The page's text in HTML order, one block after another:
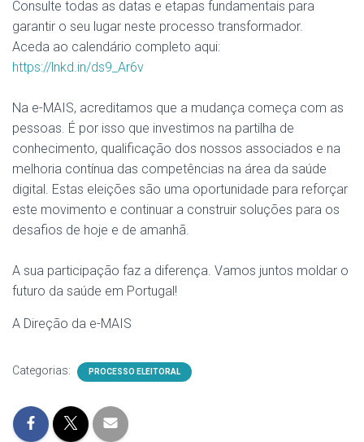
Consulte todas as datas e etapas fundamentais para
garantir o seu lugar neste processo transformador.
Aceda ao calendário completo aqui:
https://lnkd.in/ds9_Ar6v
Na e-MAIS, acreditamos que a mudança começa com as
pessoas. É por isso que investimos na partilha de
conhecimento, qualificação dos nossos associados e na
melhoria contínua das competências na área da saúde
digital. Estas eleições são uma oportunidade para reforçar
este movimento e continuar a construir soluções para os
desafios de hoje e de amanhã.
A sua participação faz a diferença. Vamos juntos moldar o
futuro da saúde em Portugal!
A Direção da e-MAIS
Categorias: PROCESSO ELEITORAL